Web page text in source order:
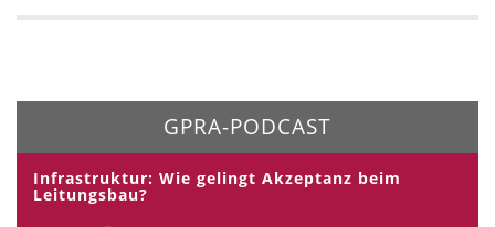
GPRA-PODCAST
Infrastruktur: Wie gelingt Akzeptanz beim
Leitungsbau?